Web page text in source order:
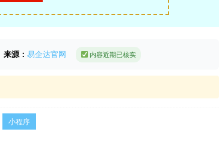
来源： 易企达官网 内容近期已核实
小程序